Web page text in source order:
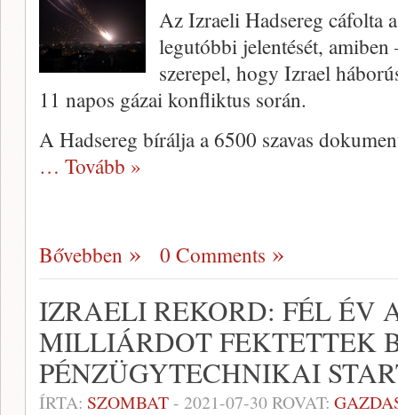
Az Izraeli Hadsereg cáfolta
legutóbbi jelentését, amiben
szerepel, hogy Izrael
11 napos gázai konfliktus során.
A Hadsereg bírálja a 6500 szavas
… Tovább »
Bővebben 0 Comments
IZRAELI REKORD: FÉL ÉV
MILLIÁRDOT FEKTETTEK
PÉNZÜGYTECHNIKAI
ÍRTA: SZOMBAT- 2021-07-30ROVAT: